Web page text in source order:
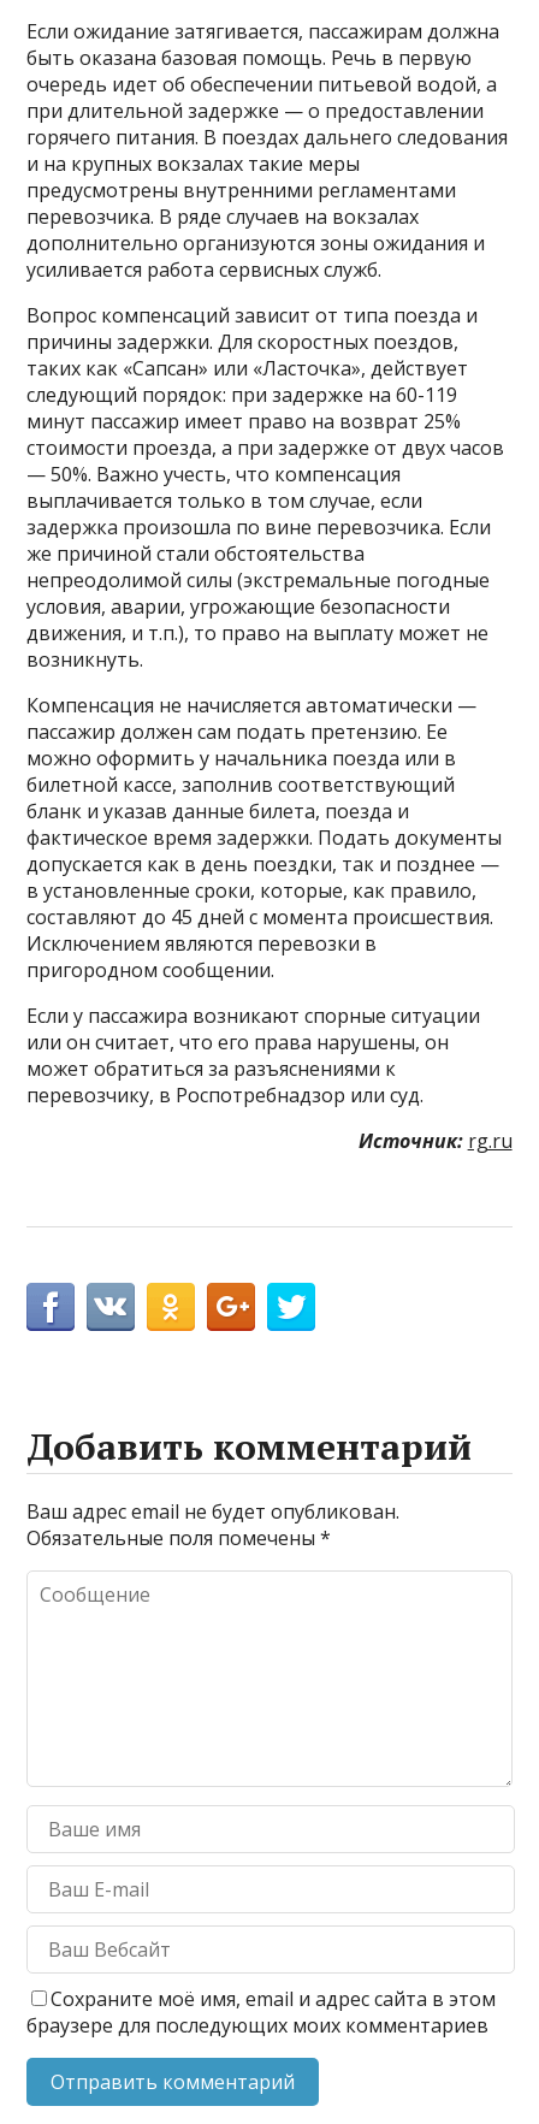
Если ожидание затягивается, пассажирам должна
быть оказана базовая помощь. Речь в первую
очередь идет об обеспечении питьевой водой, а
при длительной задержке — о предоставлении
горячего питания. В поездах дальнего следования
и на крупных вокзалах такие меры
предусмотрены внутренними регламентами
перевозчика. В ряде случаев на вокзалах
дополнительно организуются зоны ожидания и
усиливается работа сервисных служб.
Вопрос компенсаций зависит от типа поезда и
причины задержки. Для скоростных поездов,
таких как «Сапсан» или «Ласточка», действует
следующий порядок: при задержке на 60-119
минут пассажир имеет право на возврат 25%
стоимости проезда, а при задержке от двух часов
— 50%. Важно учесть, что компенсация
выплачивается только в том случае, если
задержка произошла по вине перевозчика. Если
же причиной стали обстоятельства
непреодолимой силы (экстремальные погодные
условия, аварии, угрожающие безопасности
движения, и т.п.), то право на выплату может не
возникнуть.
Компенсация не начисляется автоматически —
пассажир должен сам подать претензию. Ее
можно оформить у начальника поезда или в
билетной кассе, заполнив соответствующий
бланк и указав данные билета, поезда и
фактическое время задержки. Подать документы
допускается как в день поездки, так и позднее —
в установленные сроки, которые, как правило,
составляют до 45 дней с момента происшествия.
Исключением являются перевозки в
пригородном сообщении.
Если у пассажира возникают спорные ситуации
или он считает, что его права нарушены, он
может обратиться за разъяснениями к
перевозчику, в Роспотребнадзор или суд.
Источник: rg.ru
Добавить комментарий
Ваш адрес email не будет опубликован.
Обязательные поля помечены*
Сохраните моё имя, email и адрес сайта в этом
браузере для последующих моих комментариев